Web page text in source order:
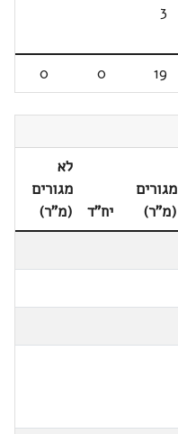
3
19
0
0
מגורים
(מ"ר)
יח"ד
לא
מגורים
(מ"ר)